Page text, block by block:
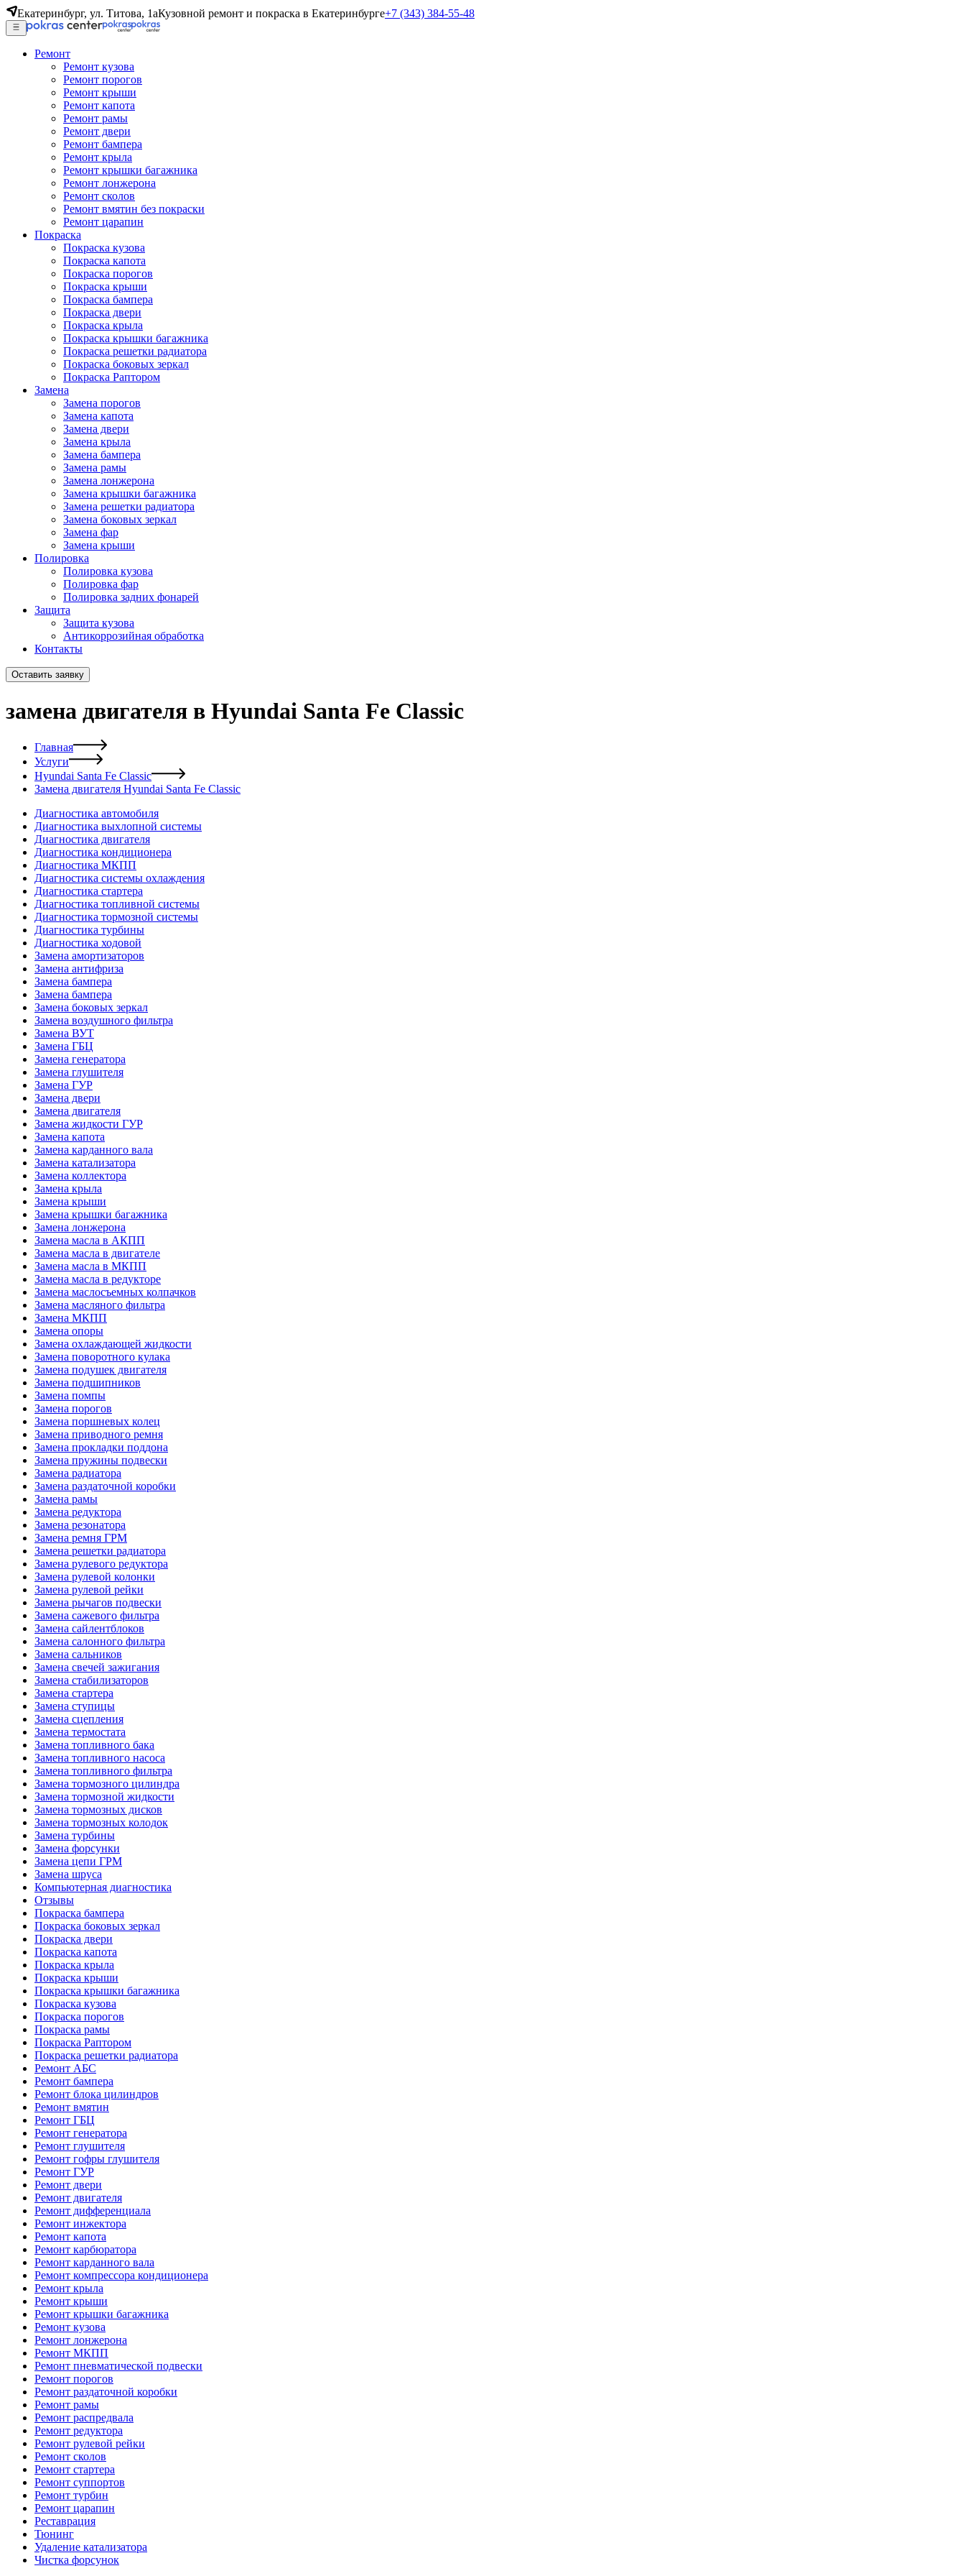
Екатеринбург, ул. Титова, 1аКузовной ремонт и покраска в Екатеринбурге+7 (343) 384-55-48
Ремонт
Ремонт кузова
Ремонт порогов
Ремонт крыши
Ремонт капота
Ремонт рамы
Ремонт двери
Ремонт бампера
Ремонт крыла
Ремонт крышки багажника
Ремонт лонжерона
Ремонт сколов
Ремонт вмятин без покраски
Ремонт царапин
Покраска
Покраска кузова
Покраска капота
Покраска порогов
Покраска крыши
Покраска бампера
Покраска двери
Покраска крыла
Покраска крышки багажника
Покраска решетки радиатора
Покраска боковых зеркал
Покраска Раптором
Замена
Замена порогов
Замена капота
Замена двери
Замена крыла
Замена бампера
Замена рамы
Замена лонжерона
Замена крышки багажника
Замена решетки радиатора
Замена боковых зеркал
Замена фар
Замена крыши
Полировка
Полировка кузова
Полировка фар
Полировка задних фонарей
Защита
Защита кузова
Антикоррозийная обработка
Контакты
Оставить заявку
замена двигателя в Hyundai Santa Fe Classic
Главная
Услуги
Hyundai Santa Fe Classic
Замена двигателя Hyundai Santa Fe Classic
Диагностика автомобиля
Диагностика выхлопной системы
Диагностика двигателя
Диагностика кондиционера
Диагностика МКПП
Диагностика системы охлаждения
Диагностика стартера
Диагностика топливной системы
Диагностика тормозной системы
Диагностика турбины
Диагностика ходовой
Замена амортизаторов
Замена антифриза
Замена бампера
Замена бампера
Замена боковых зеркал
Замена воздушного фильтра
Замена ВУТ
Замена ГБЦ
Замена генератора
Замена глушителя
Замена ГУР
Замена двери
Замена двигателя
Замена жидкости ГУР
Замена капота
Замена карданного вала
Замена катализатора
Замена коллектора
Замена крыла
Замена крыши
Замена крышки багажника
Замена лонжерона
Замена масла в АКПП
Замена масла в двигателе
Замена масла в МКПП
Замена масла в редукторе
Замена маслосъемных колпачков
Замена масляного фильтра
Замена МКПП
Замена опоры
Замена охлаждающей жидкости
Замена поворотного кулака
Замена подушек двигателя
Замена подшипников
Замена помпы
Замена порогов
Замена поршневых колец
Замена приводного ремня
Замена прокладки поддона
Замена пружины подвески
Замена радиатора
Замена раздаточной коробки
Замена рамы
Замена редуктора
Замена резонатора
Замена ремня ГРМ
Замена решетки радиатора
Замена рулевого редуктора
Замена рулевой колонки
Замена рулевой рейки
Замена рычагов подвески
Замена сажевого фильтра
Замена сайлентблоков
Замена салонного фильтра
Замена сальников
Замена свечей зажигания
Замена стабилизаторов
Замена стартера
Замена ступицы
Замена сцепления
Замена термостата
Замена топливного бака
Замена топливного насоса
Замена топливного фильтра
Замена тормозного цилиндра
Замена тормозной жидкости
Замена тормозных дисков
Замена тормозных колодок
Замена турбины
Замена форсунки
Замена цепи ГРМ
Замена шруса
Компьютерная диагностика
Отзывы
Покраска бампера
Покраска боковых зеркал
Покраска двери
Покраска капота
Покраска крыла
Покраска крыши
Покраска крышки багажника
Покраска кузова
Покраска порогов
Покраска рамы
Покраска Раптором
Покраска решетки радиатора
Ремонт АБС
Ремонт бампера
Ремонт блока цилиндров
Ремонт вмятин
Ремонт ГБЦ
Ремонт генератора
Ремонт глушителя
Ремонт гофры глушителя
Ремонт ГУР
Ремонт двери
Ремонт двигателя
Ремонт дифференциала
Ремонт инжектора
Ремонт капота
Ремонт карбюратора
Ремонт карданного вала
Ремонт компрессора кондиционера
Ремонт крыла
Ремонт крыши
Ремонт крышки багажника
Ремонт кузова
Ремонт лонжерона
Ремонт МКПП
Ремонт пневматической подвески
Ремонт порогов
Ремонт раздаточной коробки
Ремонт рамы
Ремонт распредвала
Ремонт редуктора
Ремонт рулевой рейки
Ремонт сколов
Ремонт стартера
Ремонт суппортов
Ремонт турбин
Ремонт царапин
Реставрация
Тюнинг
Удаление катализатора
Чистка форсунок